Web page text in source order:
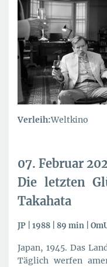
Verleih:Weltkino
07. Februar
Die letzten
Takahata
JP | 1988 | 89 min |
Japan, 1945. Das
Täglich werfen